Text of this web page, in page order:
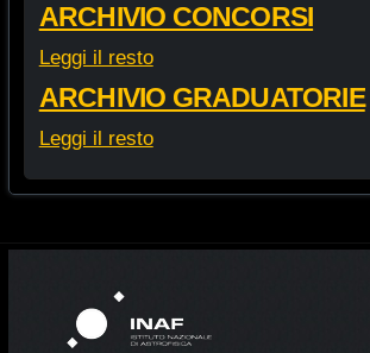
ARCHIVIO CONCORSI
Leggi il resto
ARCHIVIO GRADUATORIE
Leggi il resto